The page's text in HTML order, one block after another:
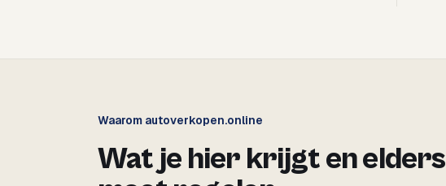
Waarom autoverkopen.online
Wat je hier krijgt en elders